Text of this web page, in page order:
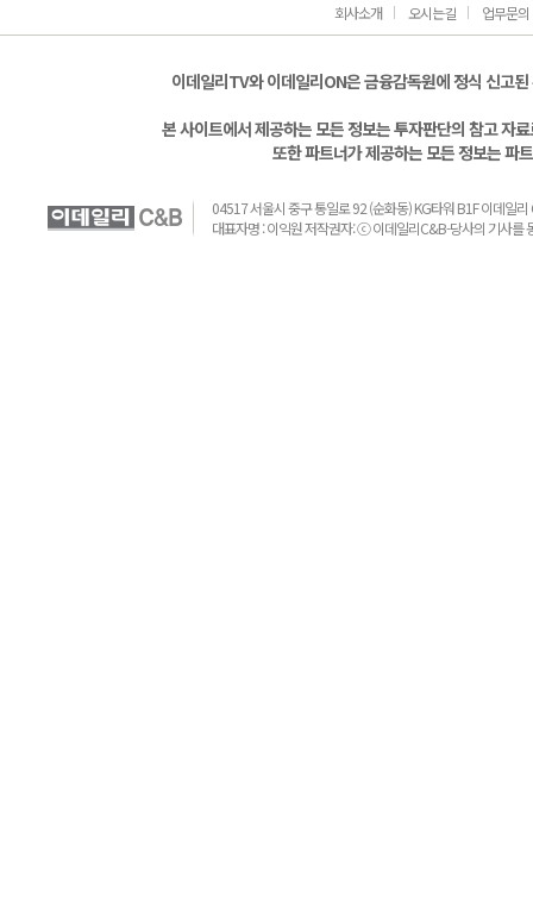
회사소개 오시는길 업무문의
이데일리TV와 이데일리ON은 금융감독원에 정식 신고
본 사이트에서 제공하는 모든 정보는 투자판단의 참고 자
또한 파트너가 제공하는 모든 정보는 파
04517 서울시 중구 통일로 92 (순화동) KG타워 B1F 이데일
대표자명 : 이익원 저작권자: ⓒ 이데일리C&B-당사의 기사를